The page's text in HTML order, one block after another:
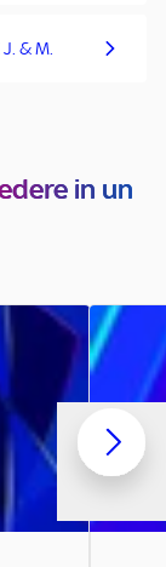
& M.
in un